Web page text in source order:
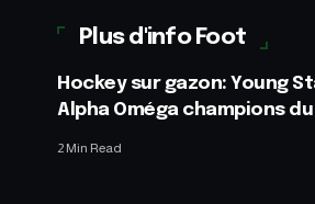
Plus d'info Foot
Hockey sur gazon: Young
Alpha Oméga champions du
2 Min Read